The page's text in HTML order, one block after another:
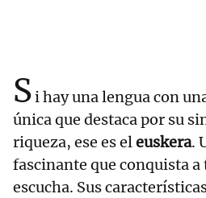
Si hay una lengua con
única que destaca por su
riqueza, ese es eleuskera.
fascinante que conquista a
escucha. Sus